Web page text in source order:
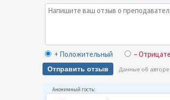
+ Положительный –
Отправить отзыв Данные об